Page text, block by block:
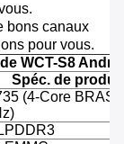
bons canaux
pour vous.
WCT-S8
Spéc. de produit
(4-Core BRAS